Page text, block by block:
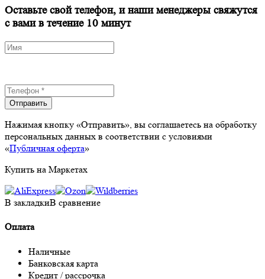
Оставьте свой телефон, и наши менеджеры свяжутся
с вами в течение 10 минут
Отправить
Нажимая кнопку «Отправить», вы соглашаетесь на обработку
персональных данных в соответствии с условиями
«Публичная оферта»
Купить на Маркетах
В закладкиВ сравнение
Оплата
Наличные
Банковская карта
Кредит / рассрочка